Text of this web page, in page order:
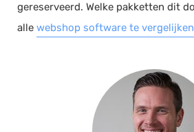
gereserveerd. Welke pakketten dit
alle webshop software te vergelijken